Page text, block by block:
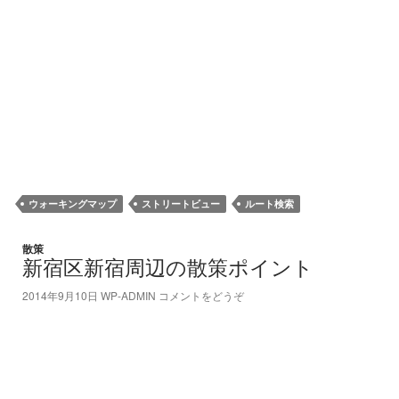
ウォーキングマップ ストリートビュー ルート検索
散策
新宿区新宿周辺の散策ポイント
2014年9月10日 WP-ADMIN コメントをどうぞ